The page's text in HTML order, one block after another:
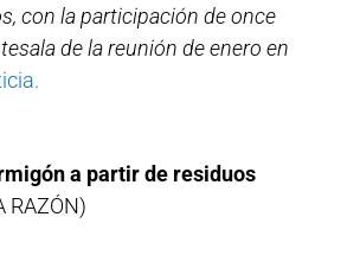
con la participación de once
de la reunión de enero en
a partir de residuos
RAZÓN)